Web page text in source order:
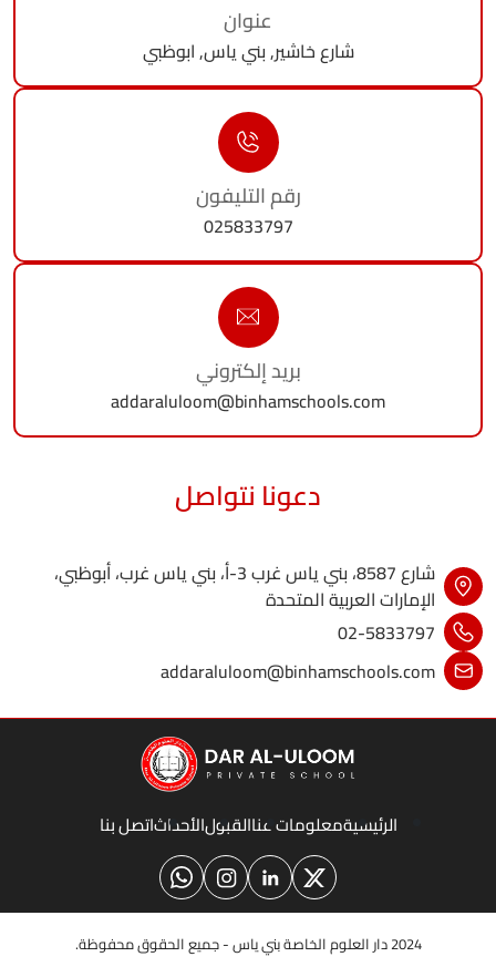
عنوان
شارع خاشير, بني ياس, ابوظبي
رقم التليفون
025833797
بريد إلكتروني
addaraluloom@binhamschools.com
دعونا نتواصل
شارع 8587، بني ياس غرب 3-أ، بني ياس غرب، أبوظبي،
الإمارات العربية المتحدة
02-5833797
addaraluloom@binhamschools.com
الرئيسيةمعلومات عناالقبولالأحداثاتصل بنا
2024 دار العلوم الخاصة بني ياس - جميع الحقوق محفوظة.